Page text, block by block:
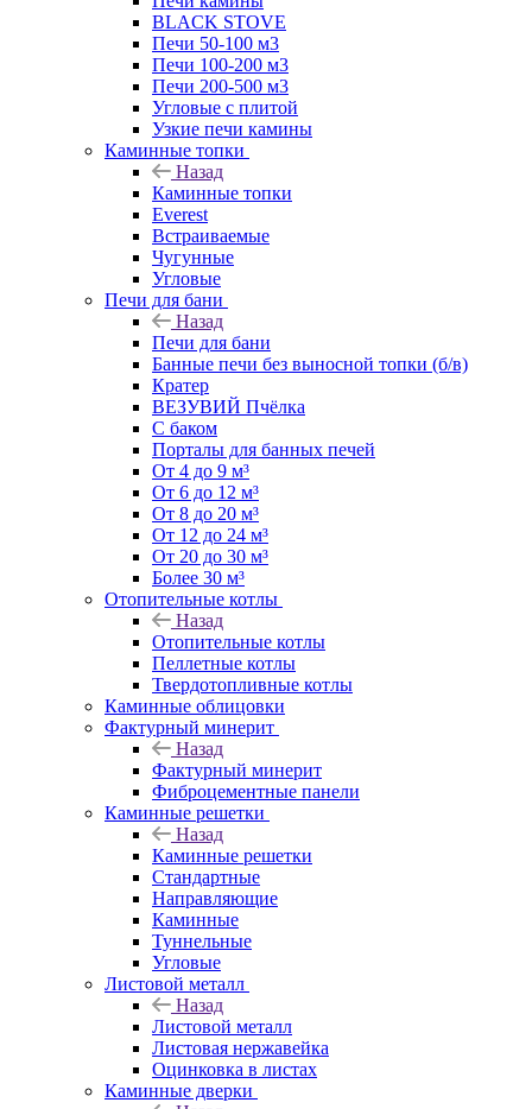
BLACK STOVE
Печи 50-100 м3
Печи 100-200 м3
Печи 200-500 м3
Угловые с плитой
Узкие печи камины
Каминные топки
Назад
Каминные топки
Everest
Встраиваемые
Чугунные
Угловые
Печи для бани
Назад
Печи для бани
Банные печи без выносной топки (б/в)
Кратер
ВЕЗУВИЙ Пчёлка
С баком
Порталы для банных печей
От 4 до 9 м³
От 6 до 12 м³
От 8 до 20 м³
От 12 до 24 м³
От 20 до 30 м³
Более 30 м³
Отопительные котлы
Назад
Отопительные котлы
Пеллетные котлы
Твердотопливные котлы
Каминные облицовки
Фактурный минерит
Назад
Фактурный минерит
Фиброцементные панели
Каминные решетки
Назад
Каминные решетки
Стандартные
Направляющие
Каминные
Туннельные
Угловые
Листовой металл
Назад
Листовой металл
Листовая нержавейка
Оцинковка в листах
Каминные дверки